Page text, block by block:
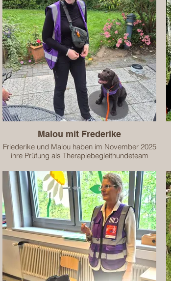
Kindergartenkinder
Schulkinder
Senioren
Menschen mit geistiger Behinderung
Das Team ist geprüft und zertifiziert bis zum
31.12.2027.
Malou mit Frederike
Friederike und Malou haben im November 2025
ihre Prüfung als Therapiebegleithundeteam
Das Team ist zugelassen für die begleitende
Arbeit in folgenden Bereichen:
Kindergartenkinder
Schulkinder
Senioren
Menschen mit geistiger Behinderung
Hospiz & Palliativbereich
Das Team ist geprüft und zertifiziert bis zum
31.12.2027.